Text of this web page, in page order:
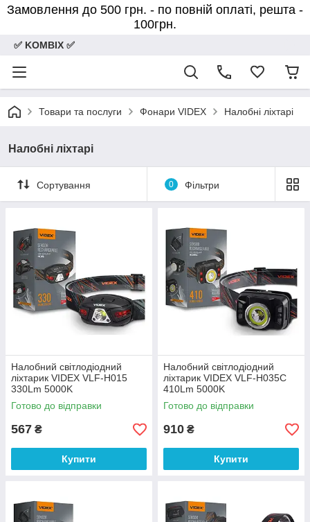
Замовлення до 500 грн. - по повній оплаті, решта -
100грн.
✅ KOMBIX ✅
Товари та послуги Фонари VIDEX Налобні ліхтарі
Налобні ліхтарі
Сортування 0 Фільтри
Налобний світлодіодний
ліхтарик VIDEX VLF-H015
330Lm 5000K
Готово до відправки
567 ₴
Купити
Налобний світлодіодний
ліхтарик VIDEX VLF-H035C
410Lm 5000K
Готово до відправки
910 ₴
Купити